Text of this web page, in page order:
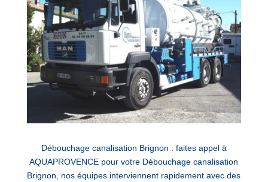
Débouchage canalisation Brignon : faites appel à
AQUAPROVENCE pour votre Débouchage canalisation
Brignon, nos équipes interviennent rapidement avec des